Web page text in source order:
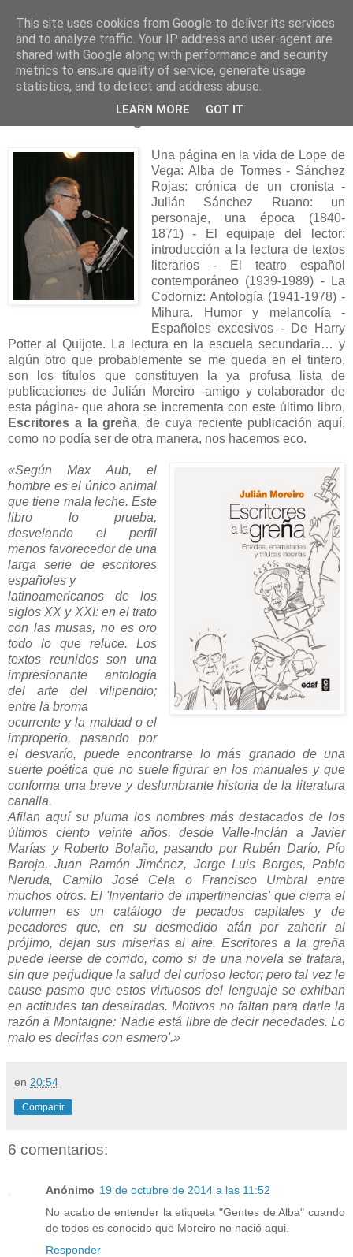
Escritores a la greña
Una página en la vida de Lope de
Vega: Alba de Tormes - Sánchez
Rojas: crónica de un cronista -
Julián Sánchez Ruano: un
personaje, una época (1840-
1871)
- El equipaje del lector:
introducción a la lectura de textos
literarios - El teatro español
contemporáneo (1939-1989) - La
Codorniz: Antología (1941-1978) -
Mihura. Humor y melancolía
-
Españoles excesivos - De Harry
Potter al Quijote. La lectura en la escuela secundaria… y
algún otro que probablemente se me queda en el tintero,
son los títulos que constituyen la ya profusa lista de
publicaciones de Julián Moreiro -amigo y colaborador de
esta página- que ahora se incrementa con este último libro,
Escritores a la greña, de cuya reciente publicación aquí,
como no podía ser de otra manera, nos hacemos eco.
«Según Max Aub, el
hombre es el único animal
que tiene mala leche. Este
libro lo prueba,
desvelando el perfil
menos favorecedor de una
larga serie de escritores
españoles y
latinoamericanos de los
siglos XX y XXI: en el trato
con las musas, no es oro
todo lo que reluce. Los
textos reunidos son una
impresionante antología
del arte del vilipendio;
entre la broma
ocurrente y la maldad o el
improperio, pasando por
el desvarío, puede encontrarse lo más granado de una
suerte poética que no suele figurar en los manuales y que
conforma una breve y deslumbrante historia de la literatura
canalla.
Afilan aquí su pluma los nombres más destacados de los
últimos ciento veinte años, desde Valle-Inclán a Javier
Marías y Roberto Bolaño, pasando por Rubén Darío, Pío
Baroja, Juan Ramón Jiménez, Jorge Luis Borges, Pablo
Neruda, Camilo José Cela o Francisco Umbral entre
muchos otros. El 'Inventario de impertinencias' que cierra el
volumen es un catálogo de pecados capitales y de
pecadores que, en su desmedido afán por zaherir al
prójimo, dejan sus miserias al aire. Escritores a la greña
puede leerse de corrido, como si de una novela se tratara,
sin que perjudique la salud del curioso lector; pero tal vez le
cause pasmo que estos virtuosos del lenguaje se exhiban
en actitudes tan desairadas. Motivos no faltan para darle la
razón a Montaigne: 'Nadie está libre de decir necedades. Lo
malo es decirlas con esmero'.»
en 20:54
Compartir
6 comentarios:
Anónimo 19 de octubre de 2014 a las 11:52
No acabo de entender la etiqueta "Gentes de Alba" cuando
de todos es conocido que Moreiro no nació aqui.
Responder
This site uses cookies from Google to deliver its services
and to analyze traffic. Your IP address and user-agent are
shared with Google along with performance and security
metrics to ensure quality of service, generate usage
statistics, and to detect and address abuse.
LEARN MORE GOT IT